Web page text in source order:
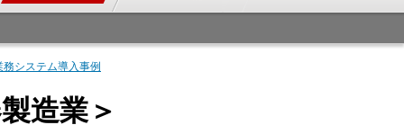
システム導入事例
造業＞